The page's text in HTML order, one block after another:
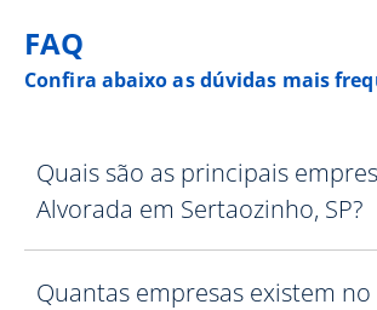
FAQ
Confira abaixo as dúvidas mais
Quais são as principais
Alvorada em Sertaozinho, SP?
Quantas empresas existem